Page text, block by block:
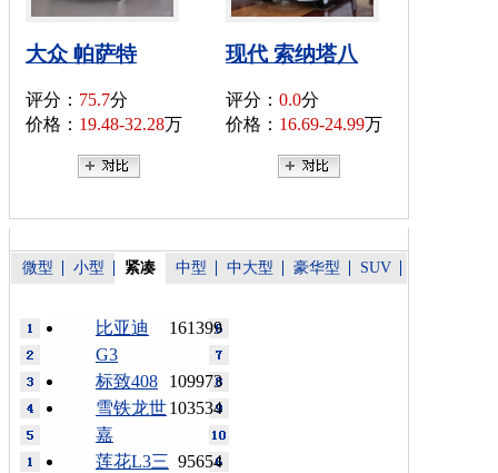
大众 帕萨特
评分： 75.7分
价格： 19.48-32.28万
现代 索纳塔八
评分： 0.0分
价格： 16.69-24.99万
微型 小型 紧凑 中型 中大型 豪华型 SUV
161399
比亚迪
G3
109973
标致408
103534
雪铁龙世
嘉
95654
莲花L3三